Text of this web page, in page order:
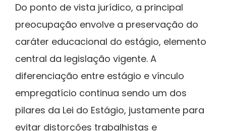
Do ponto de vista jurídico, a principal
preocupação envolve a preservação do
caráter educacional do estágio, elemento
central da legislação vigente. A
diferenciação entre estágio e vínculo
empregatício continua sendo um dos
pilares da Lei do Estágio, justamente para
evitar distorções trabalhistas e